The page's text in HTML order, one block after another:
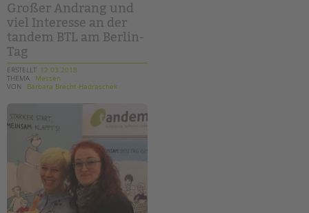
Zertfikatskurse
Seminarkalender
Seminarräume
STADTTEILARBEIT
PROFIL | LEITBILD
Bereiche im Überblick
Kinder- und Jugendschutz
Unsere Videos
Gesellschafter VdK
schoolcoach BTL
Großer Andrang und
viel Interesse an der
tandem BTL am Berlin-
Tag
ERSTELLT 12.03.2018
THEMA
Messen
VON
Barbara Brecht-Hadraschek